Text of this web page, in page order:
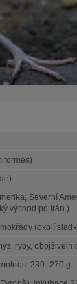
Severní
východ po Írán )
(okolí
ryby,
230–270 g